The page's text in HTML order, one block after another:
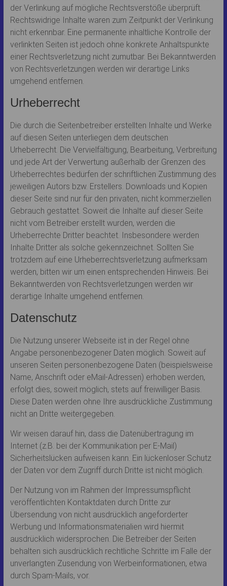
der Verlinkung auf mögliche Rechtsverstöße überprüft.
Rechtswidrige Inhalte waren zum Zeitpunkt der Verlinkung
nicht erkennbar. Eine permanente inhaltliche Kontrolle der
verlinkten Seiten ist jedoch ohne konkrete Anhaltspunkte
einer Rechtsverletzung nicht zumutbar. Bei Bekanntwerden
von Rechtsverletzungen werden wir derartige Links
umgehend entfernen.
Urheberrecht
Die durch die Seitenbetreiber erstellten Inhalte und Werke
auf diesen Seiten unterliegen dem deutschen
Urheberrecht. Die Vervielfältigung, Bearbeitung, Verbreitung
und jede Art der Verwertung außerhalb der Grenzen des
Urheberrechtes bedürfen der schriftlichen Zustimmung des
jeweiligen Autors bzw. Erstellers. Downloads und Kopien
dieser Seite sind nur für den privaten, nicht kommerziellen
Gebrauch gestattet. Soweit die Inhalte auf dieser Seite
nicht vom Betreiber erstellt wurden, werden die
Urheberrechte Dritter beachtet. Insbesondere werden
Inhalte Dritter als solche gekennzeichnet. Sollten Sie
trotzdem auf eine Urheberrechtsverletzung aufmerksam
werden, bitten wir um einen entsprechenden Hinweis. Bei
Bekanntwerden von Rechtsverletzungen werden wir
derartige Inhalte umgehend entfernen.
Datenschutz
Die Nutzung unserer Webseite ist in der Regel ohne
Angabe personenbezogener Daten möglich. Soweit auf
unseren Seiten personenbezogene Daten (beispielsweise
Name, Anschrift oder eMail-Adressen) erhoben werden,
erfolgt dies, soweit möglich, stets auf freiwilliger Basis.
Diese Daten werden ohne Ihre ausdrückliche Zustimmung
nicht an Dritte weitergegeben.
Wir weisen darauf hin, dass die Datenübertragung im
Internet (z.B. bei der Kommunikation per E-Mail)
Sicherheitslücken aufweisen kann. Ein lückenloser Schutz
der Daten vor dem Zugriff durch Dritte ist nicht möglich.
Der Nutzung von im Rahmen der Impressumspflicht
veröffentlichten Kontaktdaten durch Dritte zur
Übersendung von nicht ausdrücklich angeforderter
Werbung und Informationsmaterialien wird hiermit
ausdrücklich widersprochen. Die Betreiber der Seiten
behalten sich ausdrücklich rechtliche Schritte im Falle der
unverlangten Zusendung von Werbeinformationen, etwa
durch Spam-Mails, vor.